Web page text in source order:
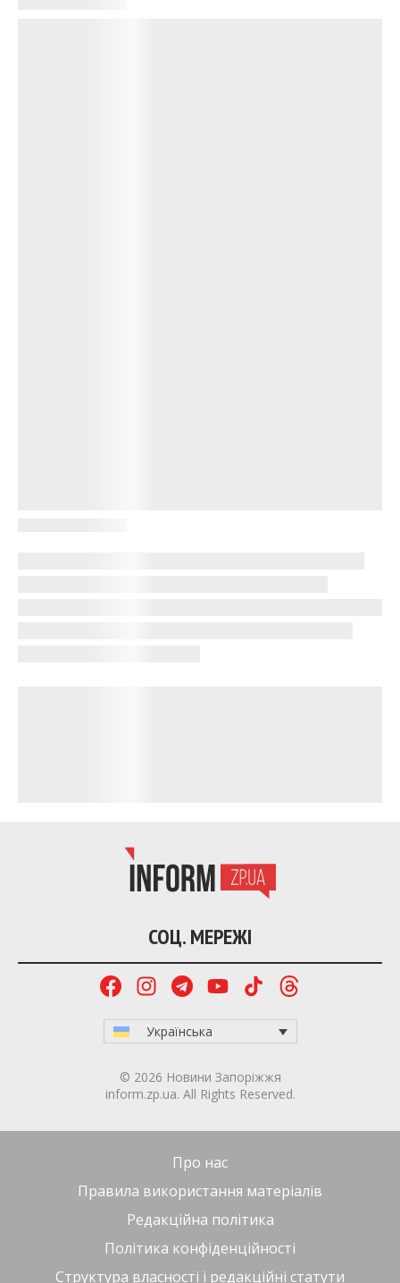
СОЦ. МЕРЕЖІ
Українська
© 2026 Новини Запоріжжя
inform.zp.ua. All Rights Reserved.
Про нас
Правила використання матеріалів
Редакційна політика
Політика конфіденційності
Структура власності і редакційні статути